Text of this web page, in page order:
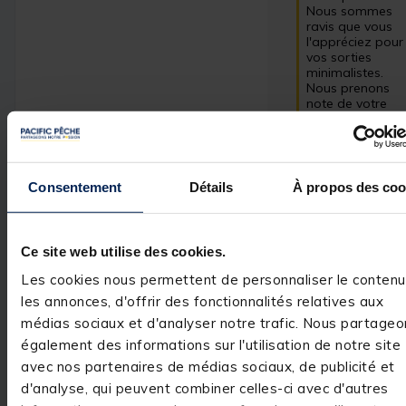
Consentement Détails À propos des
Ce site web utilise des cookies.
Les cookies nous permettent de personnaliser le
les annonces, d'offrir des fonctionnalités relatives aux
médias sociaux et d'analyser notre trafic. Nous
également des informations sur l'utilisation de notre site
avec nos partenaires de médias sociaux, de publicité et
d'analyse, qui peuvent combiner celles-ci avec d'autres
Nous sommes
ravis que vous
l'appréciez pour
vos sorties
minimalistes.
Nous prenons
note de votre
concernant les
coutures, et
encourageons
toujours nos
clients à nous
contacter pour
davantage avec
nous !
Cordialement.
L’équipe